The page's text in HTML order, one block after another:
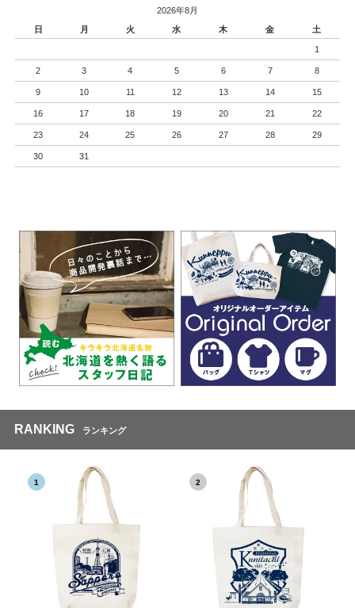
2026年8月
日
月 火 水 木 金 土
1
2 3 4 5 6 7 8
9 10 11 12 13 14 15
16 17 18 19 20 21 22
23 24 25 26 27 28 29
30 31
RANKING ランキング
1 2